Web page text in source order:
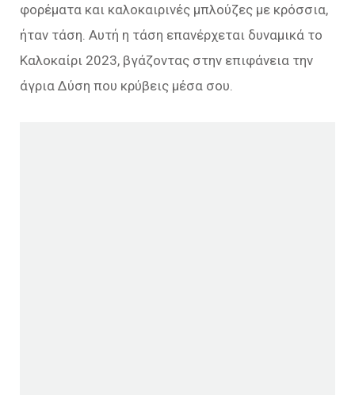
φορέματα και καλοκαιρινές μπλούζες με κρόσσια,
ήταν τάση. Αυτή η τάση επανέρχεται δυναμικά το
Καλοκαίρι 2023, βγάζοντας στην επιφάνεια την
άγρια Δύση που κρύβεις μέσα σου.